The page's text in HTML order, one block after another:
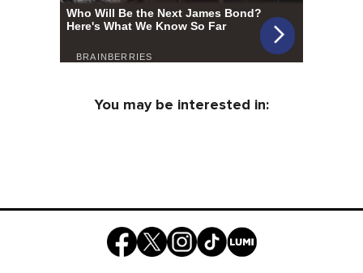
You may be interested in: